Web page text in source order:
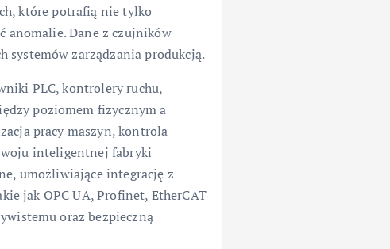
które potrafią nie tylko
anomalie. Dane z czujników
systemów zarządzania produkcją.
PLC, kontrolery ruchu,
poziomem fizycznym a
pracy maszyn, kontrola
inteligentnej fabryki
umożliwiające integrację z
jak OPC UA, Profinet, EtherCAT
oraz bezpieczną